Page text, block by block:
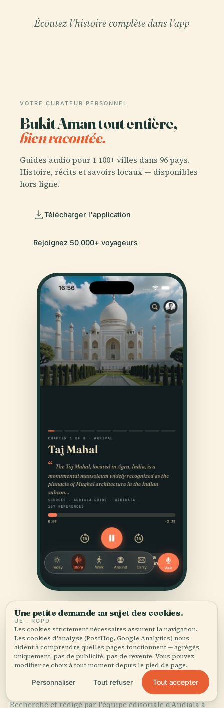
Écoutez l'histoire complète dans l'app
VOTRE CURATEUR PERSONNEL
Bukit Aman tout entière,
bien racontée.
Guides audio pour 1 100+ villes dans 96 pays.
Histoire, récits et savoirs locaux — disponibles
hors ligne.
Télécharger l'application
Rejoignez 50 000+ voyageurs
SOURCES
Vérifié,et montré.
Recherché et rédigé par l'équipe éditoriale d'Audiala à
Une petite demande au sujet des cookies.
UE · RGPD
Les cookies strictement nécessaires assurent la navigation.
Les cookies d'analyse (PostHog, Google Analytics) nous
aident à comprendre quelles pages fonctionnent — agrégés
uniquement, pas de publicité, pas de revente. Vous pouvez
modifier ce choix à tout moment depuis le pied de page.
Personnaliser Tout refuser Tout accepter